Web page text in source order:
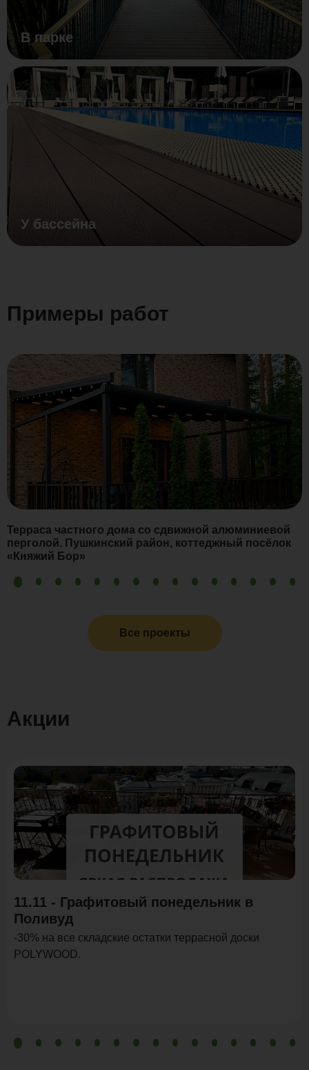
В парке
У бассейна
Примеры работ
Терраса частного дома со сдвижной алюминиевой
перголой. Пушкинский район, коттеджный посёлок
«Княжий Бор»
Все проекты
Акции
Акция
11.11 - Графитовый понедельник в
Поливуд
-30% на все складские остатки террасной доски
POLYWOOD.